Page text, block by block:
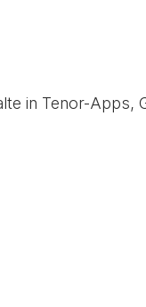
in Tenor-Apps,